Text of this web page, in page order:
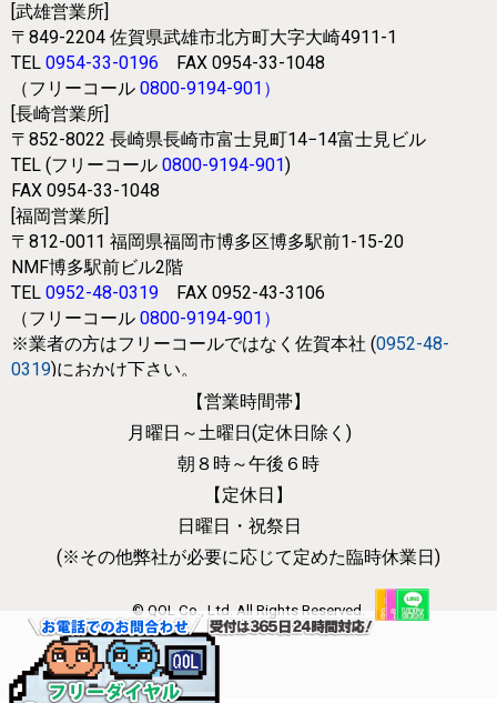
[武雄営業所]
〒849-2204 佐賀県武雄市北方町大字大崎4911-1
TEL 0954-33-0196
FAX 0954-33-1048
（フリーコール 0800-9194-901 ）
[長崎営業所]
〒852-8022 長崎県長崎市富士見町14−14富士見ビル
TEL (フリーコール 0800-9194-901)
FAX 0954-33-1048
[福岡営業所]
〒812-0011 福岡県福岡市博多区博多駅前1-15-20
NMF博多駅前ビル2階
TEL 0952-48-0319
FAX 0952-43-3106
（フリーコール 0800-9194-901 ）
※業者の方はフリーコールではなく 佐賀本社 (0952-48-
0319)におかけ下さい。
【営業時間帯】
月曜日～土曜日(定休日除く)
朝８時～午後６時
【定休日】
日曜日・祝祭日
(※その他弊社が必要に応じて定めた臨時休業日)
© QOL Co., Ltd. All Rights Reserved.